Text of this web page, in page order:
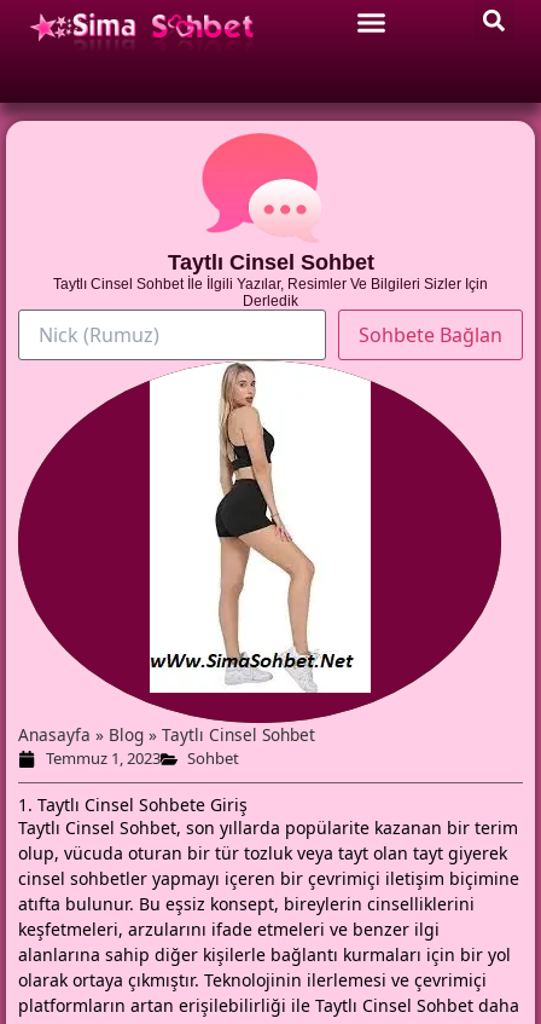
Taytlı Cinsel Sohbet
Taytlı Cinsel Sohbet İle İlgili Yazılar, Resimler Ve Bilgileri Sizler Için
Derledik
Anasayfa » Blog » Taytlı Cinsel Sohbet
Temmuz 1, 2023 Sohbet
1. Taytlı Cinsel Sohbete Giriş
Taytlı Cinsel Sohbet, son yıllarda popülarite kazanan bir terim
olup, vücuda oturan bir tür tozluk veya tayt olan tayt giyerek
cinsel sohbetler yapmayı içeren bir çevrimiçi iletişim biçimine
atıfta bulunur. Bu eşsiz konsept, bireylerin cinselliklerini
keşfetmeleri, arzularını ifade etmeleri ve benzer ilgi
alanlarına sahip diğer kişilerle bağlantı kurmaları için bir yol
olarak ortaya çıkmıştır. Teknolojinin ilerlemesi ve çevrimiçi
platformların artan erişilebilirliği ile Taytlı Cinsel Sohbet daha